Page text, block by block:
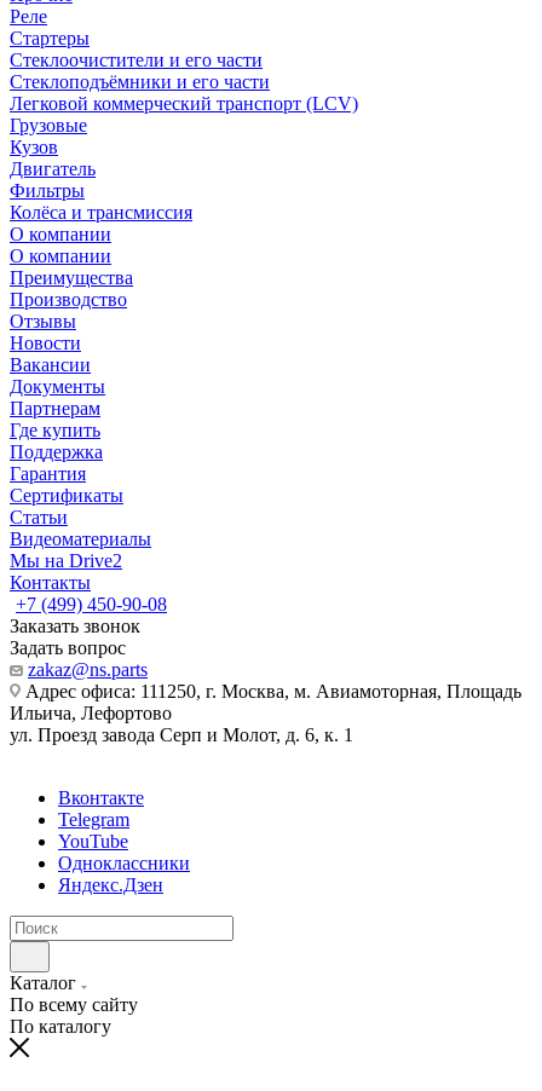
Реле
Стартеры
Стеклоочистители и его части
Стеклоподъёмники и его части
Легковой коммерческий транспорт (LCV)
Грузовые
Кузов
Двигатель
Фильтры
Колёса и трансмиссия
О компании
О компании
Преимущества
Производство
Отзывы
Новости
Вакансии
Документы
Партнерам
Где купить
Поддержка
Гарантия
Сертификаты
Статьи
Видеоматериалы
Мы на Drive2
Контакты
+7 (499) 450-90-08
Заказать звонок
Задать вопрос
zakaz@ns.parts
Адрес офиса: 111250, г. Москва, м. Авиамоторная, Площадь
Ильича, Лефортово
ул. Проезд завода Серп и Молот, д. 6, к. 1
Вконтакте
Telegram
YouTube
Одноклассники
Яндекс.Дзен
Каталог
По всему сайту
По каталогу